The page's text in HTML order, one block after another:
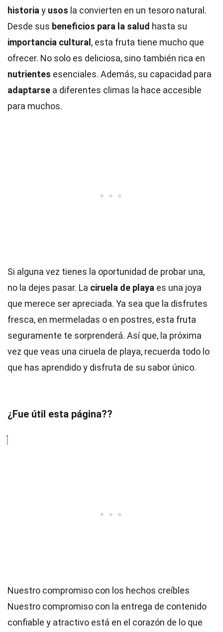
historia y usos la convierten en un tesoro natural.
Desde sus beneficios para la salud hasta su
importancia cultural , esta fruta tiene mucho que
ofrecer. No solo es deliciosa, sino también rica en
nutrientes esenciales. Además, su capacidad para
adaptarse a diferentes climas la hace accesible
para muchos.
Si alguna vez tienes la oportunidad de probar una,
no la dejes pasar. La ciruela de playa es una joya
que merece ser apreciada. Ya sea que la disfrutes
fresca, en mermeladas o en postres, esta fruta
seguramente te sorprenderá. Así que, la próxima
vez que veas una ciruela de playa, recuerda todo lo
que has aprendido y disfruta de su sabor único.
¿Fue útil esta página??
Nuestro compromiso con los hechos creíbles
Nuestro compromiso con la entrega de contenido
confiable y atractivo está en el corazón de lo que